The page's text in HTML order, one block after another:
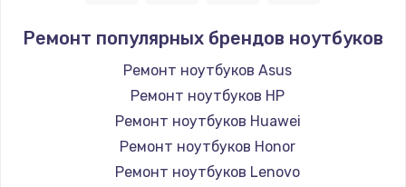
Ремонт популярных брендов ноутбуков
Ремонт ноутбуков Asus
Ремонт ноутбуков HP
Ремонт ноутбуков Huawei
Ремонт ноутбуков Honor
Ремонт ноутбуков Lenovo